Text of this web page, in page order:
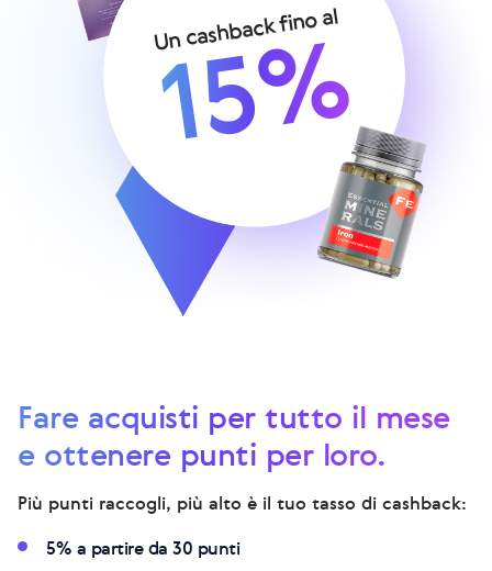
Un cashback fino al
15%
Fare acquisti per tutto il mese
e ottenere punti per loro.
Più punti raccogli, più alto è il tuo tasso di cashback:
5% a partire da 30 punti